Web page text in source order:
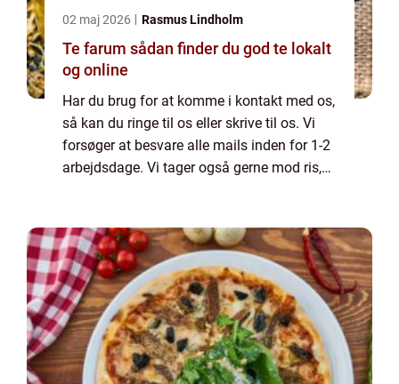
02 maj 2026 Rasmus Lindholm
Te farum sådan finder du god te lokalt
og online
Har du brug for at komme i kontakt med os,
så kan du ringe til os eller skrive til os. Vi
forsøger at besvare alle mails inden for 1-2
arbejdsdage. Vi tager også gerne mod ris,